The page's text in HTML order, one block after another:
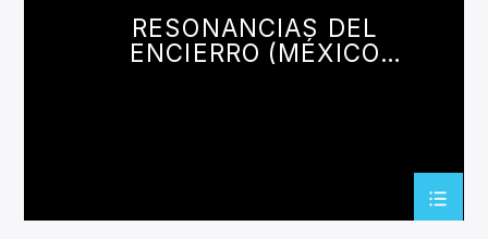
Invencible Radio
RESONANCIAS DEL
ENCIERRO (MÉXICO